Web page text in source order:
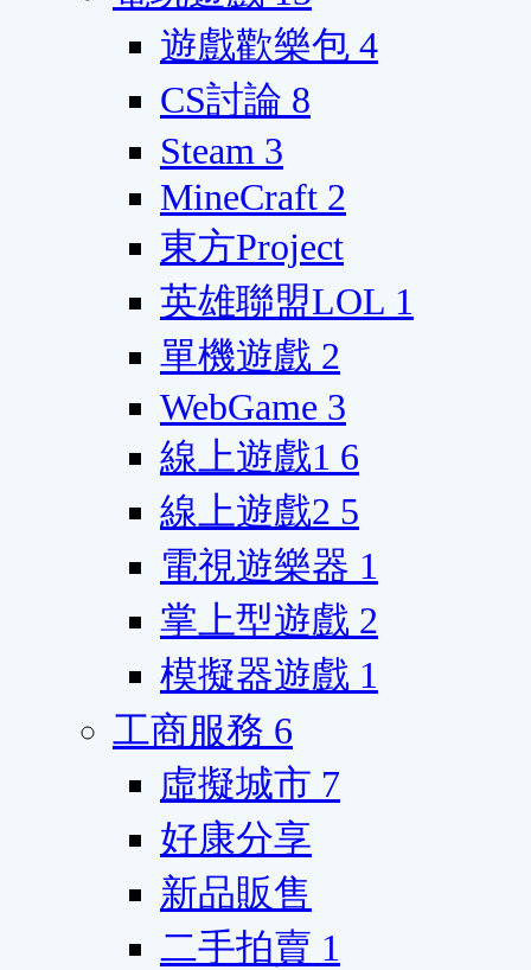
遊戲歡樂包 4
CS討論 8
Steam 3
MineCraft 2
東方Project
英雄聯盟LOL 1
單機遊戲 2
WebGame 3
線上遊戲1 6
線上遊戲2 5
電視遊樂器 1
掌上型遊戲 2
模擬器遊戲 1
工商服務 6
虛擬城市 7
好康分享
新品販售
二手拍賣 1